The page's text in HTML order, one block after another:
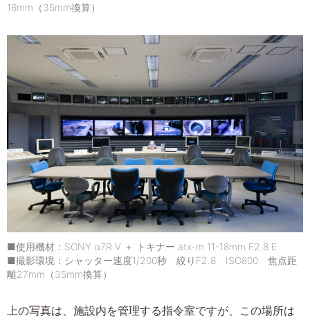
16mm（35mm換算）
■使用機材：SONY α7R V ＋ トキナー atx-m 11-18mm F2.8 E
■撮影環境：シャッター速度1/200秒 絞りF2.8 ISO800 焦点距
離27mm（35mm換算）
上の写真は、施設内を管理する指令室ですが、この場所は